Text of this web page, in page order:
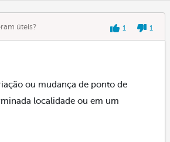
úteis? 1 1
ou mudança de ponto de
localidade ou em um